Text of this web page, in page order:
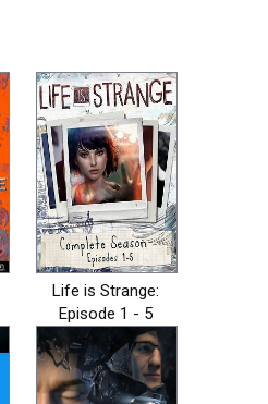
Life is Strange:
Episode 1 - 5